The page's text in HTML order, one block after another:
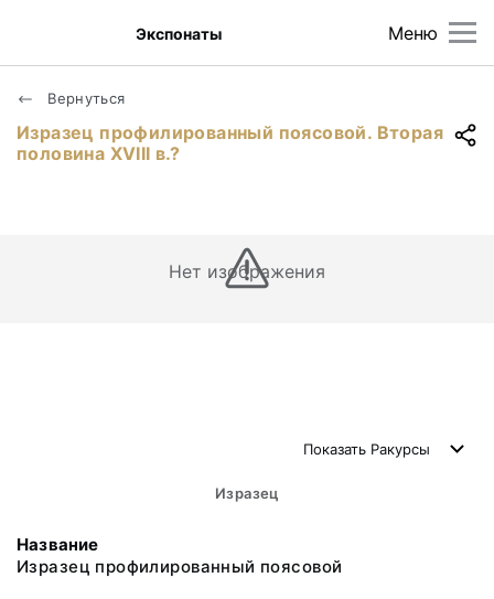
Меню
Экспонаты
Вернуться
Изразец профилированный поясовой. Вторая
половина ХVIII в.?
Нет изображения
Показать Ракурсы
Изразец
Название
Изразец профилированный поясовой